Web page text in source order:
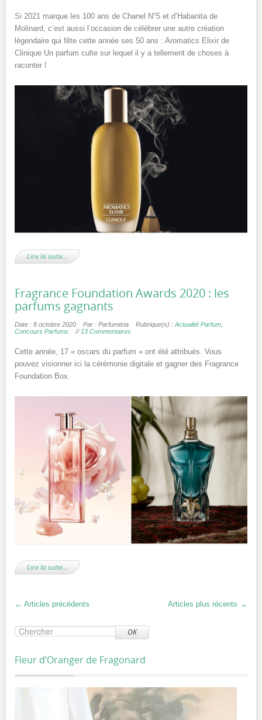
Si 2021 marque les 100 ans de Chanel N°5 et d’Habanita de
Molinard, c’est aussi l’occasion de célébrer une autre création
légendaire qui fête cette année ses 50 ans : Aromatics Elixir de
Clinique Un parfum culte sur lequel il y a tellement de choses à
raconter !
Lire la suite…
Fragrance Foundation Awards 2020 : les
parfums gagnants
Date : 8 octobre 2020 Par : Parfumista Rubrique(s) : Actualité Parfum
Concours Parfums
// 13 Commentaires
Cette année, 17 « oscars du parfum » ont été attribués. Vous
pouvez visionner ici la cérémonie digitale et gagner des Fragrance
Foundation Box.
Lire la suite…
← Articles précédents Articles plus récents →
OK
Fleur d’Oranger de Fragonard